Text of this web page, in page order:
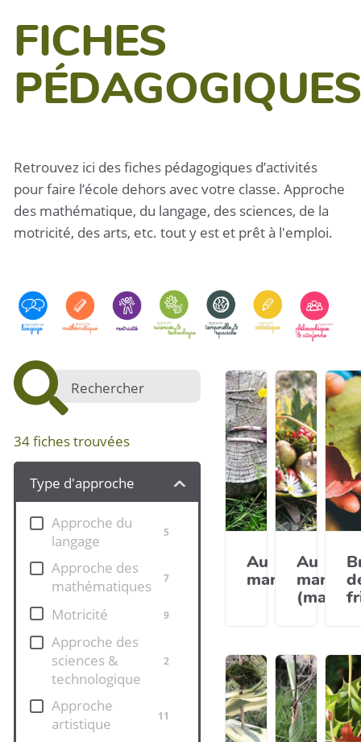
FICHES
PÉDAGOGIQUES
Retrouvez ici des fiches pédagogiques d’activités
pour faire l’école dehors avec votre classe. Approche
des mathématique, du langage, des sciences, de la
motricité, des arts, etc. tout y est et prêt à l'emploi.
34fiches trouvées
Type d'approche
Approche du
langage
5
Approche des
mathématiques
7
Motricité 9
Approche des
sciences &
technologique
2
Approche
artistique
11
Au
marché
Au
marché